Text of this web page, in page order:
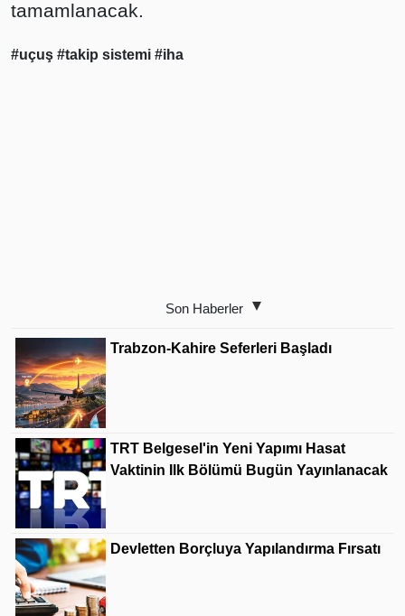
tamamlanacak.
#uçuş #takip sistemi #iha
Son Haberler
Trabzon-Kahire Seferleri Başladı
TRT Belgesel'in Yeni Yapımı Hasat
Vaktinin Ilk Bölümü Bugün Yayınlanacak
Devletten Borçluya Yapılandırma Fırsatı